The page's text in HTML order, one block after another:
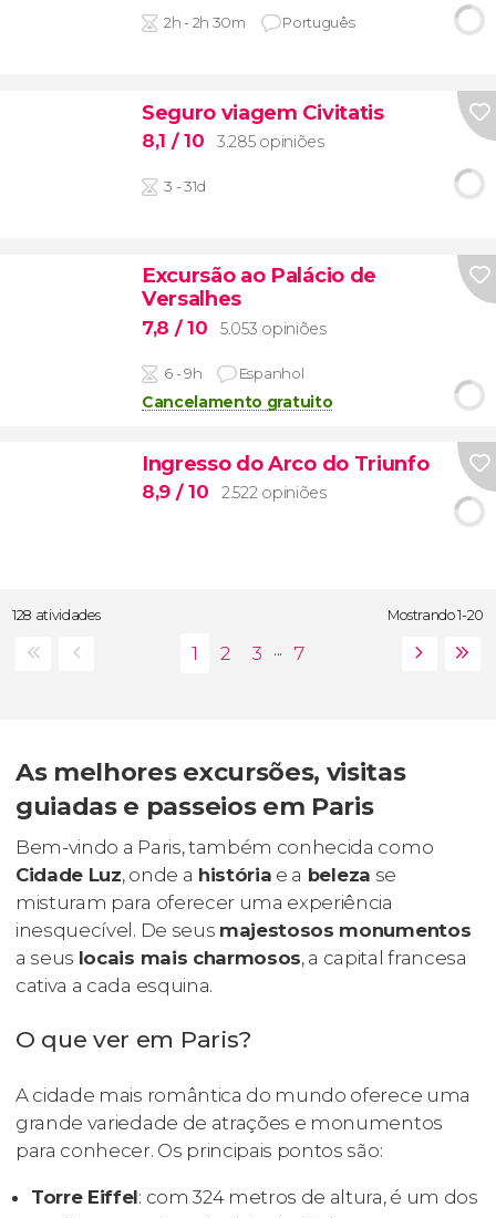
2h - 2h 30m Português
Seguro viagem Civitatis
8,1 / 10 3.285 opiniões
3 - 31d
Excursão ao Palácio de
Versalhes
7,8 / 10 5.053 opiniões
6 - 9h Espanhol
Cancelamento gratuito
Ingresso do Arco do Triunfo
8,9 / 10 2.522 opiniões
128 atividades Mostrando 1-20
...
As melhores excursões, visitas
guiadas e passeios em Paris
Bem-vindo a Paris, também conhecida como
Cidade Luz, onde a história e a beleza se
misturam para oferecer uma experiência
inesquecível. De seus majestosos monumentos
a seus locais mais charmosos, a capital francesa
cativa a cada esquina.
O que ver em Paris?
A cidade mais romântica do mundo oferece uma
grande variedade de atrações e monumentos
para conhecer. Os principais pontos são:
Torre Eiffel: com 324 metros de altura, é um dos